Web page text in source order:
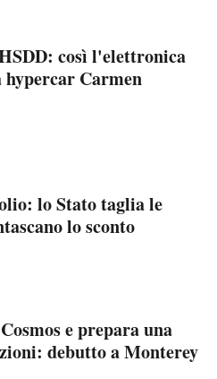
così l'elettronica
Carmen
lo Stato taglia le
lo sconto
e prepara una
debutto a Monterey